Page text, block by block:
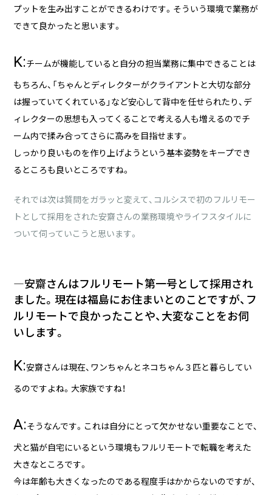
プットを生み出すことができるわけです。そういう環境で業務が
できて良かったと思います。
K:チームが機能していると自分の担当業務に集中できることは
もちろん、「ちゃんとディレクターがクライアントと大切な部分
は握っていてくれている」など安心して背中を任せられたり、デ
ィレクターの思想も入ってくることで考える人も増えるのでチ
ーム内で揉み合ってさらに高みを目指せます。
しっかり良いものを作り上げようという基本姿勢をキープでき
るところも良いところですね。
それでは次は質問をガラッと変えて、コルシスで初のフルリモー
トとして採用をされた安齋さんの業務環境やライフスタイルに
ついて伺っていこうと思います。
―安齋さんはフルリモート第一号として採用され
ました。現在は福島にお住まいとのことですが、フ
ルリモートで良かったことや、大変なことをお伺
いします。
K:安齋さんは現在、ワンちゃんとネコちゃん３匹と暮らしてい
るのですよね。大家族ですね！
A:そうなんです。これは自分にとって欠かせない重要なことで、
犬と猫が自宅にいるという環境もフルリモートで転職を考えた
大きなところです。
今は年齢も大きくなったのである程度手はかからないのですが、